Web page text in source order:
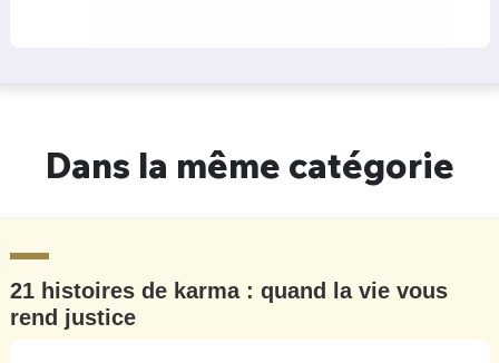
Dans la même catégorie
21 histoires de karma : quand la vie vous
rend justice